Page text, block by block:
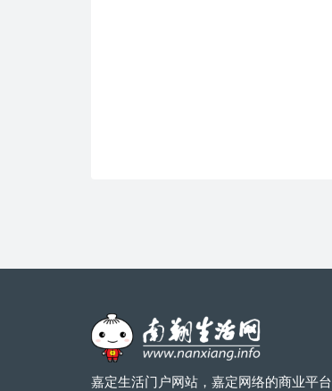
嘉定生活门户网站，嘉定网络的商业平台